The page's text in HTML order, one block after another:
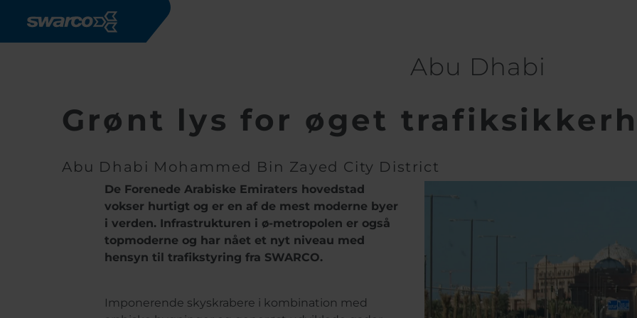
Abu Dhabi
Grønt lys for øget
Abu Dhabi Mohammed Bin Zayed City District
De Forenede Arabiske Emiraters hovedstad
vokser hurtigt og er en af de mest moderne byer
i verden. Infrastrukturen i ø-metropolen er også
topmoderne og har nået et nyt niveau med
hensyn til trafikstyring fra SWARCO.
Imponerende skyskrabere i kombination med